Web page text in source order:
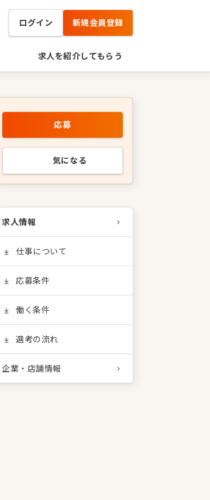
ログイン 新規会員登録
求人を紹介してもらう
応募
気になる
求人情報
仕事について
応募条件
働く条件
選考の流れ
企業・店舗情報